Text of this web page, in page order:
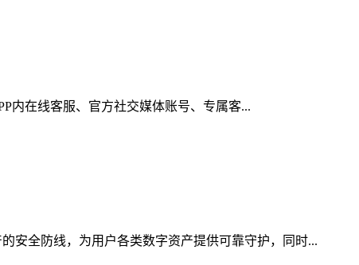
内在线客服、官方社交媒体账号、专属客...
安全防线，为用户各类数字资产提供可靠守护，同时...